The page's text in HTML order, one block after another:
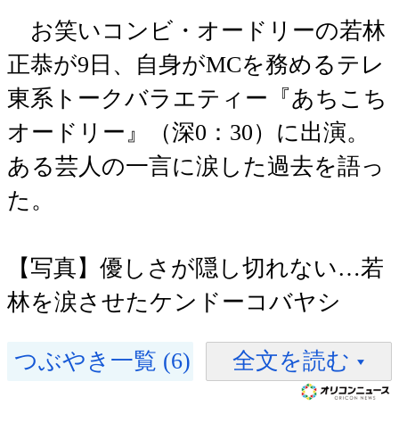
お笑いコンビ・オードリーの若林
正恭が9日、自身がMCを務めるテレ
東系トークバラエティー『あちこち
オードリー』（深0：30）に出演。
ある芸人の一言に涙した過去を語っ
た。
【写真】優しさが隠し切れない…若
林を涙させたケンドーコバヤシ
つぶやき一覧 (6) 全文を読む